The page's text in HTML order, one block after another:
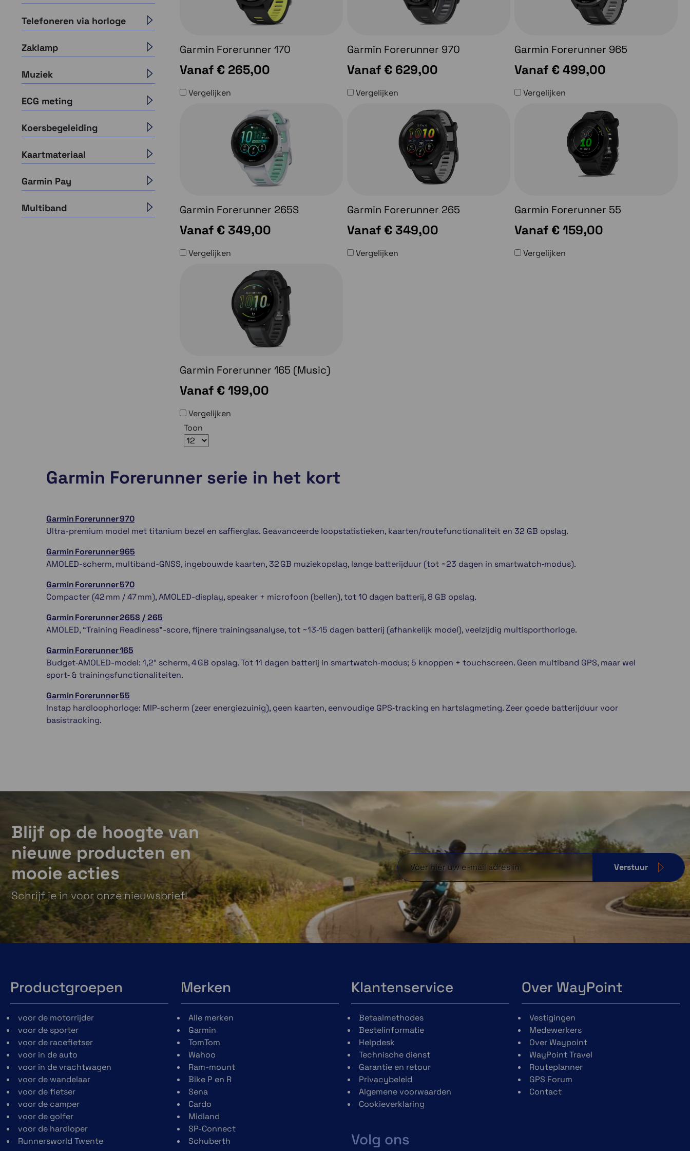
Telefoneren via horloge
Zaklamp
Muziek
ECG meting
Koersbegeleiding
Kaartmateriaal
Garmin Pay
Multiband
Garmin Forerunner 170
Vanaf € 265,00
Vergelijken
Garmin Forerunner 970
Vanaf € 629,00
Vergelijken
Garmin Forerunner 965
Vanaf € 499,00
Vergelijken
Garmin Forerunner 265S
Vanaf € 349,00
Vergelijken
Garmin Forerunner 265
Vanaf € 349,00
Vergelijken
Garmin Forerunner 55
Vanaf € 159,00
Vergelijken
Garmin Forerunner 165 (Music)
Vanaf € 199,00
Vergelijken
Toon
Garmin Forerunner serie in het kort
Garmin Forerunner 970
Ultra-premium model met titanium bezel en saffierglas. Geavanceerde loopstatistieken, kaarten/routefunctionaliteit en 32 GB opslag.
Garmin Forerunner 965
AMOLED-scherm, multiband-GNSS, ingebouwde kaarten, 32 GB muziekopslag, lange batterijduur (tot ~23 dagen in smartwatch‑modus).
Garmin Forerunner 570
Compacter (42 mm / 47 mm), AMOLED-display, speaker + microfoon (bellen), tot 10 dagen batterij, 8 GB opslag.
Garmin Forerunner 265S / 265
AMOLED, “Training Readiness”-score, fijnere trainingsanalyse, tot ~13‑15 dagen batterij (afhankelijk model), veelzijdig multisporthorloge.
Garmin Forerunner 165
Budget‑AMOLED-model: 1,2″ scherm, 4 GB opslag. Tot 11 dagen batterij in smartwatch‑modus; 5 knoppen + touchscreen. Geen multiband GPS, maar wel
sport‑ & trainingsfunctionaliteiten.
Garmin Forerunner 55
Instap hardloophorloge: MIP-scherm (zeer energiezuinig), geen kaarten, eenvoudige GPS‑tracking en hartslagmeting. Zeer goede batterijduur voor
basistracking.
Blijf op de hoogte van
nieuwe producten en
mooie acties
Schrijf je in voor onze nieuwsbrief!
Verstuur
Productgroepen
voor de motorrijder
voor de sporter
voor de racefietser
voor in de auto
voor in de vrachtwagen
voor de wandelaar
voor de fietser
voor de camper
voor de golfer
voor de hardloper
Runnersworld Twente
Merken
Alle merken
Garmin
TomTom
Wahoo
Ram-mount
Bike P en R
Sena
Cardo
Midland
SP-Connect
Schuberth
Klantenservice
Betaalmethodes
Bestelinformatie
Helpdesk
Technische dienst
Garantie en retour
Privacybeleid
Algemene voorwaarden
Cookieverklaring
Volg ons
Over WayPoint
Vestigingen
Medewerkers
Over Waypoint
WayPoint Travel
Routeplanner
GPS Forum
Contact